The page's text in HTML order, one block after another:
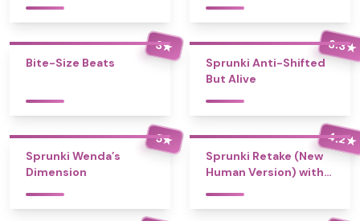
3★
Bite-Size Beats
3.3★
Sprunki Anti-Shifted
But Alive
5★
Sprunki Wenda’s
Dimension
4.2★
Sprunki Retake (New
Human Version) with